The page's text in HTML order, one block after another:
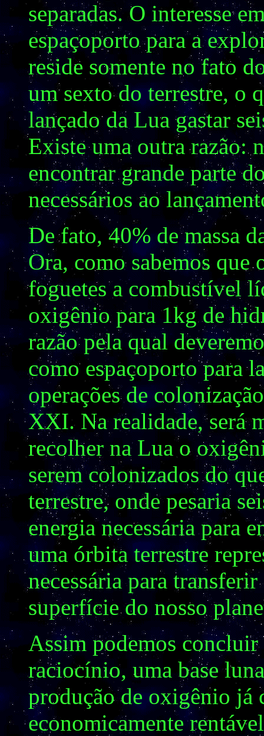
separadas. O interesse
espaçoporto para a
reside somente no fato
um sexto do terrestre, o
lançado da Lua gastar
Existe uma outra razão:
encontrar grande parte
necessários ao
De fato, 40% de massa
Ora, como sabemos que
foguetes a combustível
oxigênio para 1kg de
razão pela qual
como espaçoporto para
operações de
XXI. Na realidade, será
recolher na Lua o
serem colonizados do
terrestre, onde pesaria
energia necessária para
uma órbita terrestre
necessária para
superfície do nosso
Assim podemos concluir
raciocínio, uma base
produção de oxigênio já
economicamente